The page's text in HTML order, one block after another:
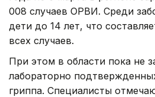
008 случаев ОРВИ. Среди
дети до 14 лет, что
всех случаев.
При этом в области пока не
лабораторно
гриппа. Специалисты